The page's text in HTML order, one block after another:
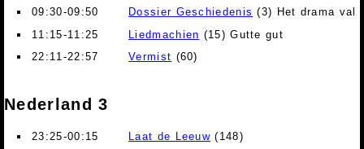
09:30-09:50
Dossier Geschiedenis (3) Het drama val
11:15-11:25
Liedmachien (15) Gutte gut
22:11-22:57
Vermist (60)
Nederland 3
23:25-00:15 Laat de Leeuw (148)